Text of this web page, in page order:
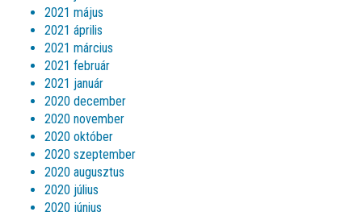
2021 május
2021 április
2021 március
2021 február
2021 január
2020 december
2020 november
2020 október
2020 szeptember
2020 augusztus
2020 július
2020 június